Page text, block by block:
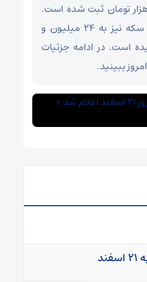
میلیون و ۳۵۰ هزار تومان ثبت شده است.
همچنین قیمت ربع سکه نیز به ۲۴ میلیون و
است. در ادامه جزئیات
ببینید.